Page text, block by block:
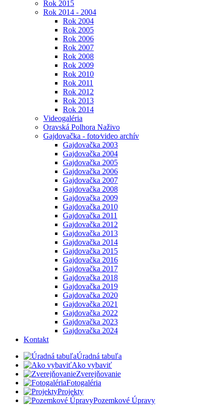
Rok 2015
Rok 2014 - 2004
Rok 2004
Rok 2005
Rok 2006
Rok 2007
Rok 2008
Rok 2009
Rok 2010
Rok 2011
Rok 2012
Rok 2013
Rok 2014
Videogaléria
Oravská Polhora Naživo
Gajdovačka - foto⁄video archív
Gajdovačka 2003
Gajdovačka 2004
Gajdovačka 2005
Gajdovačka 2006
Gajdovačka 2007
Gajdovačka 2008
Gajdovačka 2009
Gajdovačka 2010
Gajdovačka 2011
Gajdovačka 2012
Gajdovačka 2013
Gajdovačka 2014
Gajdovačka 2015
Gajdovačka 2016
Gajdovačka 2017
Gajdovačka 2018
Gajdovačka 2019
Gajdovačka 2020
Gajdovačka 2021
Gajdovačka 2022
Gajdovačka 2023
Gajdovačka 2024
Kontakt
Úradná tabuľa
Ako vybaviť
Zverejňovanie
Fotogaléria
Projekty
Pozemkové Úpravy